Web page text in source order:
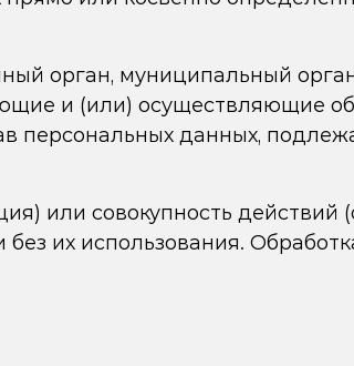
орган, муниципальный
и (или) осуществляющие
данных,
или совокупность
их использования.